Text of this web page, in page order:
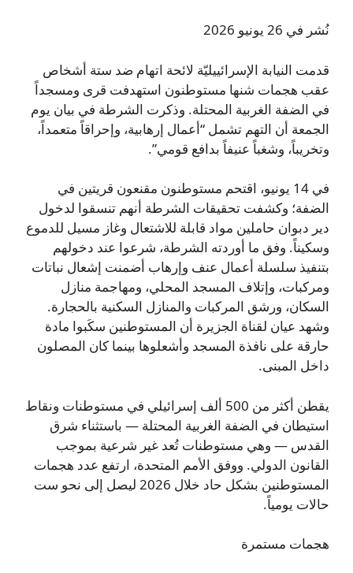
نُشر في 26 يونيو 2026
قدمت النيابة الإسرائييليّة لائحة اتهام ضد ستة أشخاص
عقب هجمات شنها مستوطنون استهدفت قرى ومسجداً
في الضفة الغربية المحتلة. وذكرت الشرطة في بيان يوم
الجمعة أن التهم تشمل “أعمال إرهابية، وإحراقاً متعمداً،
وتخريباً، وشغباً عنيفاً بدافع قومي”.
في 14 يونيو، اقتحم مستوطنون مقنعون قريتين في
الضفة؛ وكشفت تحقيقات الشرطة أنهم تنسقوا لدخول
دير دبوان حاملين مواد قابلة للاشتعال وغاز مسيل للدموع
وسكيناً. وفق ما أوردته الشرطة، شرعوا عند دخولهم
بتنفيذ سلسلة أعمال عنف وإرهاب أضمنت إشعال نباتات
ومركبات، وإتلاف المسجد المحلي، ومهاجمة منازل
السكان، ورشق المركبات والمنازل السكنية بالحجارة.
وشهد عيان لقناة الجزيرة أن المستوطنين سكَبوا مادة
حارقة على نافذة المسجد وأشعلوها بينما كان المصلون
داخل المبنى.
يقطن أكثر من 500 ألف إسرائيلي في مستوطنات ونقاط
استيطان في الضفة الغربية المحتلة — باستثناء شرق
القدس — وهي مستوطنات تُعد غير شرعية بموجب
القانون الدولي. ووفق الأمم المتحدة، ارتفع عدد هجمات
المستوطنين بشكل حاد خلال 2026 ليصل إلى نحو ست
حالات يومياً.
هجمات مستمرة